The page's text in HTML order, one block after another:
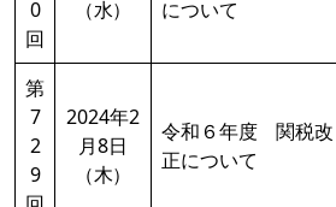
0
回
（水）
について
第
7
2
9
2024年2
月8日
（木）
令和６年度 関税改
正について